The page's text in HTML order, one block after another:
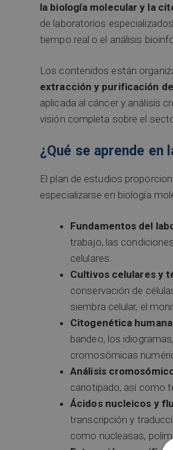
la biología molecular y la
de laboratorios
tiempo real o el análisis
Los contenidos están
extracción y purificación
aplicada al cáncer y análisis
visión completa sobre el
¿Qué se aprende en
El plan de estudios
especializarse en biología
Fundamentos del
trabajo, las
celulares.
Cultivos celulares y
conservación de
siembra celular, el
Citogenética humana
bandeo, los
cromosómicas
Análisis
cariotipado, así como
Ácidos nucleicos y
transcripción y
como nucleasas,